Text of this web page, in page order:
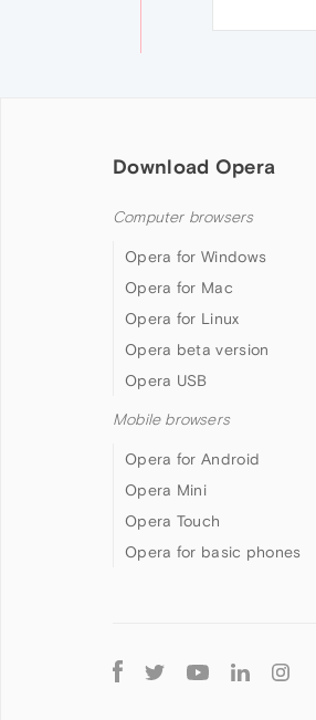
Download Opera
Computer browsers
Opera for Windows
Opera for Mac
Opera for Linux
Opera beta version
Opera USB
Mobile browsers
Opera for Android
Opera Mini
Opera Touch
Opera for basic phones
Follow
Opera